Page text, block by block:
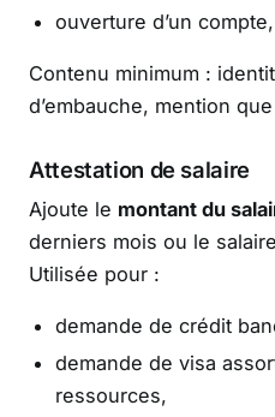
ouverture d’un
Contenu minimum :
d’embauche, mention
Attestation de salaire
Ajoute le montant du
derniers mois ou le
Utilisée pour :
demande de crédit
demande de visa
ressources,